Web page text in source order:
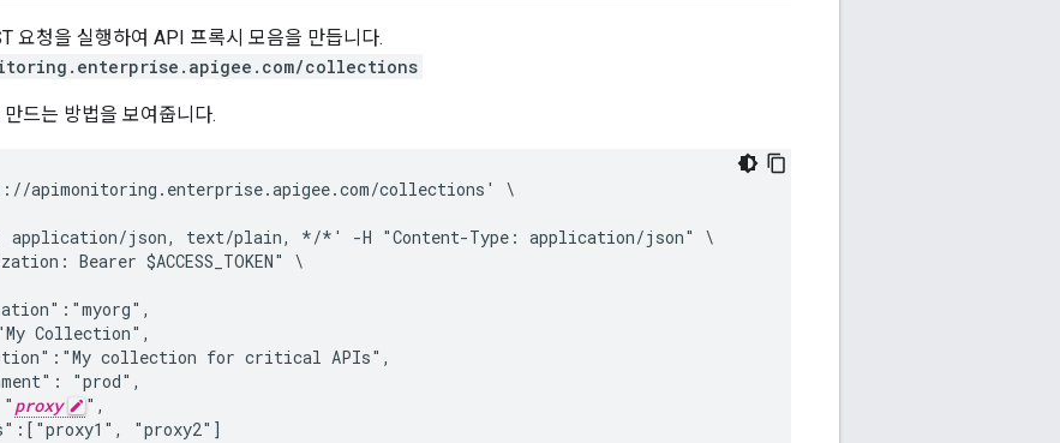
요청을 실행하여 API 프록시 모음을 만듭니다.
collections
드는 방법을 보여줍니다.
apimonitoring.enterprise.apigee.com/collections' \
application/json, text/plain, */*' -H "Content-Type: application/json" \
Bearer $ACCESS_TOKEN" \
Collection",
collection for critical APIs",
"prod",
proxy
",
"proxy2"]